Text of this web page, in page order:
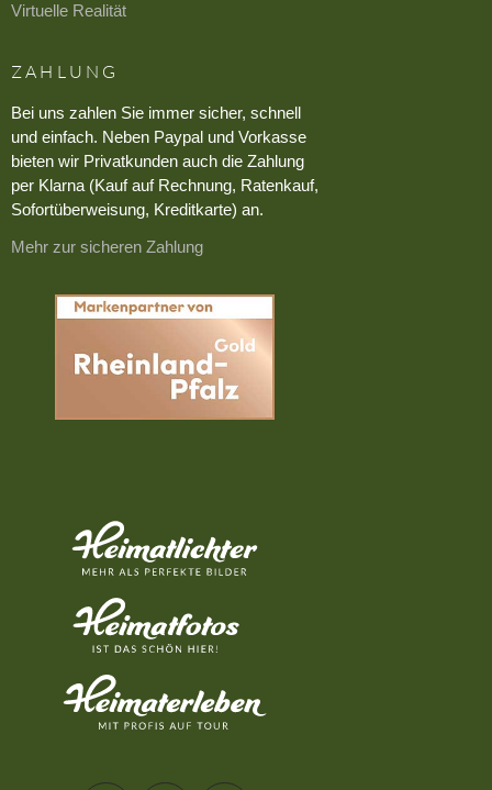
Virtuelle Realität
ZAHLUNG
Bei uns zahlen Sie immer sicher, schnell
und einfach. Neben Paypal und Vorkasse
bieten wir Privatkunden auch die Zahlung
per Klarna (Kauf auf Rechnung, Ratenkauf,
Sofortüberweisung, Kreditkarte) an.
Mehr zur sicheren Zahlung